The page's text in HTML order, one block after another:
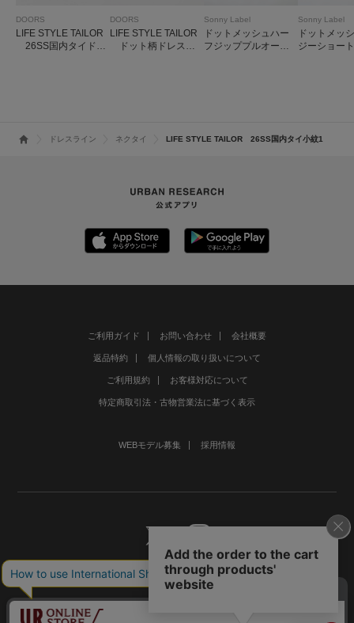
DOORS
LIFE STYLE TAILOR
26SS国内タイドッ
DOORS
LIFE STYLE TAILOR
ドット柄ドレスソ
Sonny Label
ドットメッシュハー
フジッププルオーバ
Sonny Label
ドットメッ
ジーショー
ドレスライン ネクタイ LIFE STYLE TAILOR 26SS国内タイ小紋1
ご利用ガイド お問い合わせ 会社概要
返品特約 個人情報の取り扱いについて
ご利用規約 お客様対応について
特定商取引法・古物営業法に基づく表示
WEBモデル募集 採用情報